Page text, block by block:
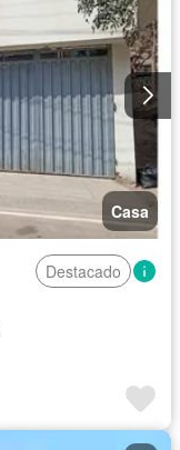
Casa
Destacado